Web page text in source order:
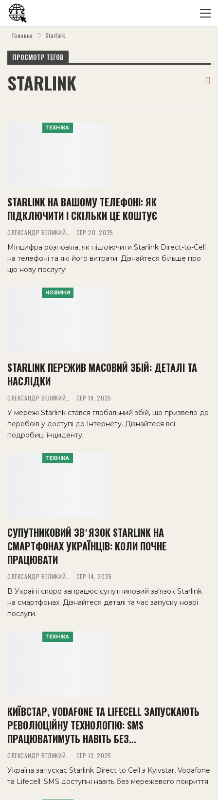
Головна Starlink
ПРОСМОТР ТЕГОВ
STARLINK
ТЕХНІКА
STARLINK НА ВАШОМУ ТЕЛЕФОНІ: ЯК
ПІДКЛЮЧИТИ І СКІЛЬКИ ЦЕ КОШТУЄ
СЕР 20, 2025
Мінцифра розповіла, як підключити Starlink Direct-to-Cell
на телефоні та які його витрати. Дізнайтеся більше про
цю нову послугу!
НОВИНИ
STARLINK ПЕРЕЖИВ МАСОВИЙ ЗБІЙ: ДЕТАЛІ ТА
НАСЛІДКИ
СЕР 19, 2025
У мережі Starlink стався глобальний збій, що призвело до
перебоїв у доступі до Інтернету. Дізнайтеся всі
подробиці інциденту.
ТЕХНІКА
СУПУТНИКОВИЙ ЗВʼЯЗОК STARLINK НА
СМАРТФОНАХ УКРАЇНЦІВ: КОЛИ ПОЧНЕ
ПРАЦЮВАТИ
СЕР 14, 2025
В Україні скоро запрацює супутниковий зв'язок Starlink
на смартфонах. Дізнайтеся деталі та час запуску нової
послуги.
ТЕХНІКА
КИЇВСТАР, VODAFONE ТА LIFECELL ЗАПУСКАЮТЬ
РЕВОЛЮЦІЙНУ ТЕХНОЛОГІЮ: SMS
ПРАЦЮВАТИМУТЬ НАВІТЬ БЕЗ…
СЕР 13, 2025
Україна запускає Starlink Direct to Cell з Kyivstar, Vodafone
та Lifecell: SMS доступні навіть без мережевого покриття.